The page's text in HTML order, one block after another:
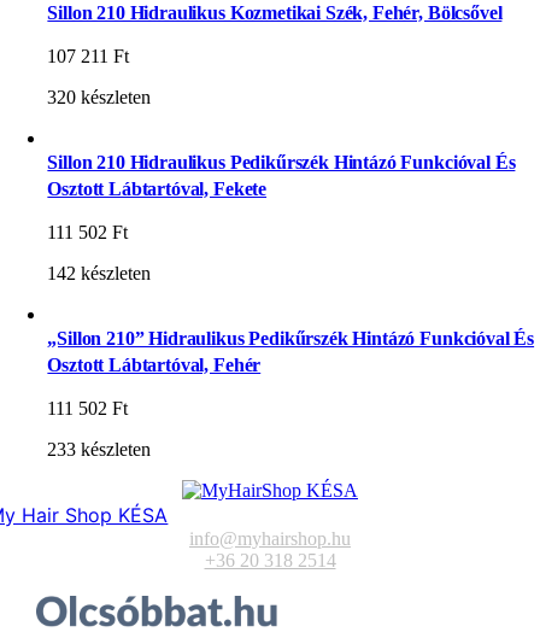
Sillon 210 Hidraulikus Kozmetikai Szék, Fehér, Bölcsővel
107 211Ft
320 készleten
Sillon 210 Hidraulikus Pedikűrszék Hintázó Funkcióval És
Osztott Lábtartóval, Fekete
111 502Ft
142 készleten
„Sillon 210” Hidraulikus Pedikűrszék Hintázó Funkcióval És
Osztott Lábtartóval, Fehér
111 502Ft
233 készleten
Hair Shop KÉSA
info@myhairshop.hu
+36 20 318 2514